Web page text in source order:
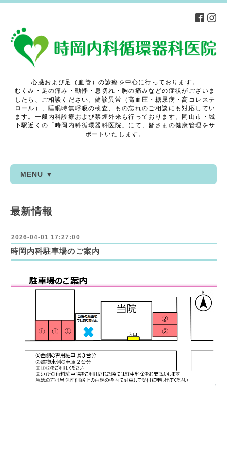
心臓および足（血管）の診療を中心に行っております。
むくみ・足の痛み・動悸・息切れ・胸の痛みなどの症状がございま
したら、ご相談ください。健診異常（高血圧・糖尿病・高コレステ
ロール）、睡眠時無呼吸の検査、もの忘れのご相談にも対応してい
ます。一般内科診療および禁煙外来も行っております。岡山市・城
下駅近くの「時岡内科循環器科医院」にて、皆さまの健康管理をサ
ポートいたします。
MENU ▼
最新情報
2026-04-01 17:27:00
時岡内科駐車場のご案内